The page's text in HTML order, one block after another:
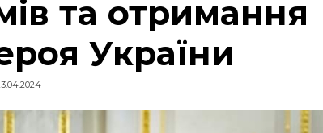
та отримання
України